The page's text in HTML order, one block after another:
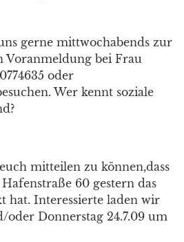
gerne mittwochabends zur
Voranmeldung bei Frau
oder
Wer kennt soziale
mitteilen zu können,dass
60 gestern das
hat. Interessierte laden wir
oder Donnerstag 24.7.09 um